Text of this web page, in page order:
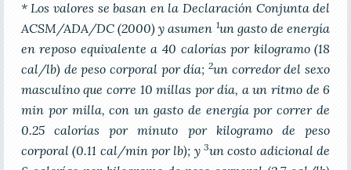
* Los valores se basan en la Declaración Conjunta del
ACSM/ADA/DC (2000) y asumen 1un gasto de energía
en reposo equivalente a 40 calorías por kilogramo (18
cal/lb) de peso corporal por día;2un corredor del sexo
masculino que corre 10 millas por día, a un ritmo de 6
min por milla, con un gasto de energía por correr de
0.25 calorías por minuto por kilogramo de peso
corporal (0.11 cal/min por lb); y3un costo adicional de